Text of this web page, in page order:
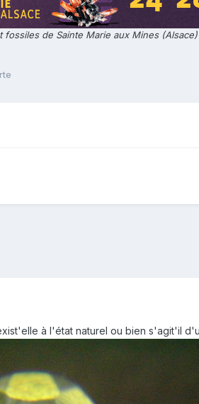
fossiles de Sainte Marie aux Mines
à l'état naturel ou bien s'agit'il